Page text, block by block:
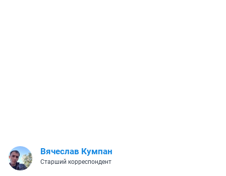
Вячеслав Кумпан
Старший корреспондент